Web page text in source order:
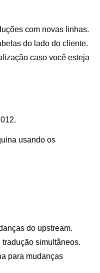
com novas linhas.
do lado do cliente.
caso você esteja
usando os
do upstream.
simultâneos.
para mudanças